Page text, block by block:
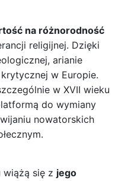
na różnorodność
religijnej. Dzięki
arianie
w Europie.
w XVII wieku
do wymiany
nowatorskich
wiążą się z jego